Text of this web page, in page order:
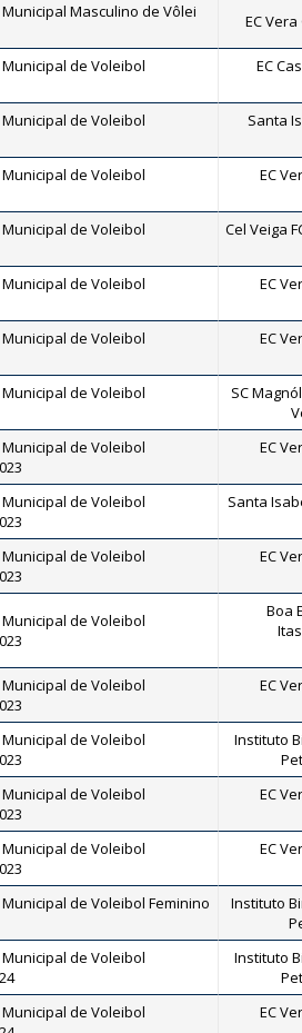
Masculino de Vôlei
EC
de Voleibol
EC
de Voleibol
Santa
de Voleibol
EC
de Voleibol
Cel Veiga
de Voleibol
EC
de Voleibol
EC
de Voleibol
SC
de Voleibol
EC
de Voleibol
Santa
de Voleibol
EC
de Voleibol
Boa
de Voleibol
EC
de Voleibol
Instituto
de Voleibol
EC
de Voleibol
EC
de Voleibol Feminino
Instituto
de Voleibol
Instituto
de Voleibol
EC